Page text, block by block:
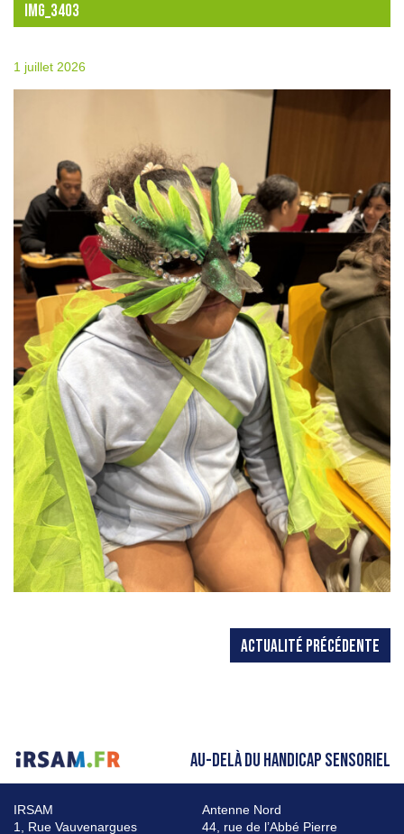
IMG_3403
1 juillet 2026
ACTUALITÉ PRÉCÉDENTE
AU-DELÀ DU HANDICAP SENSORIEL
IRSAM
1, Rue Vauvenargues
Antenne Nord
44, rue de l’Abbé Pierre